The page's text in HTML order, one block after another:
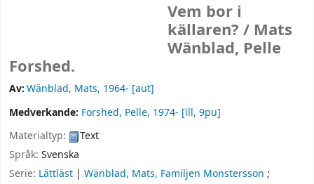
Vem bor i
källaren? / Mats
Wänblad, Pelle
Forshed.
Av:Wänblad, Mats, 1964- [aut]
Medverkande: Forshed, Pelle, 1974- [ill, 9pu]
Materialtyp:
Text
Språk: Svenska
Serie: Lättläst | Wänblad, Mats, Familjen Monstersson ;